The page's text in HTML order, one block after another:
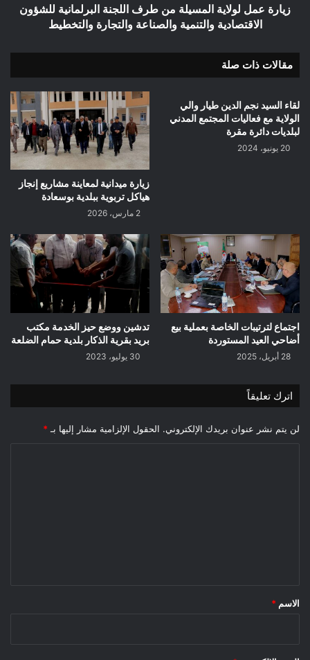
الاقتصادية
والتجارة
والتخطيط
زيارة عمل لولاية المسيلة من طرف اللجنة البرلمانية للشؤون
الاقتصادية والتنمية والصناعة والتجارة والتخطيط
مقالات ذات صلة
لقاء السيد نجم الدين طيار والي
الولاية مع فعاليات المجتمع المدني
لبلديات دائرة مقرة
20 يونيو، 2024
زيارة ميدانية لمعاينة مشاريع إنجاز
هياكل تربوية ببلدية بوسعادة
2 مارس، 2026
اجتماع لترتيبات الخاصة بعملية بيع
أضاحي العيد المستوردة
28 أبريل، 2025
تدشين ووضع حيز الخدمة مكتب
بريد بقرية الذكار بلدية حمام الضلعة
30 يوليو، 2023
اترك تعليقاً
لن يتم نشر عنوان بريدك الإلكتروني. الحقول الإلزامية مشار إليها بـ *
*
الاسم *